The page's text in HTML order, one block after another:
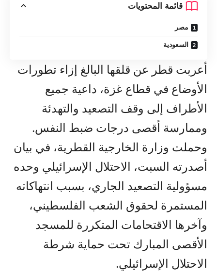
قائمة المحتويات
مصر
السعودية
أعربت قطر عن قلقها البالغ إزاء تطورات
الأوضاع في قطاع غزة، داعية جميع
الأطراف إلى وقف التصعيد والتهدئة
وممارسة أقصى درجات ضبط النفس.
وحملت وزارة الخارجية القطرية، في بيان
أصدرته السبت، الاحتلال الإسرائيلي وحده
مسؤولية التصعيد الجاري، بسبب انتهاكاته
المستمرة لحقوق الشعب الفلسطيني،
وآخرها الاقتحامات المتكررة للمسجد
الأقصى المبارك تحت حماية شرطة
الاحتلال الإسرائيلي.